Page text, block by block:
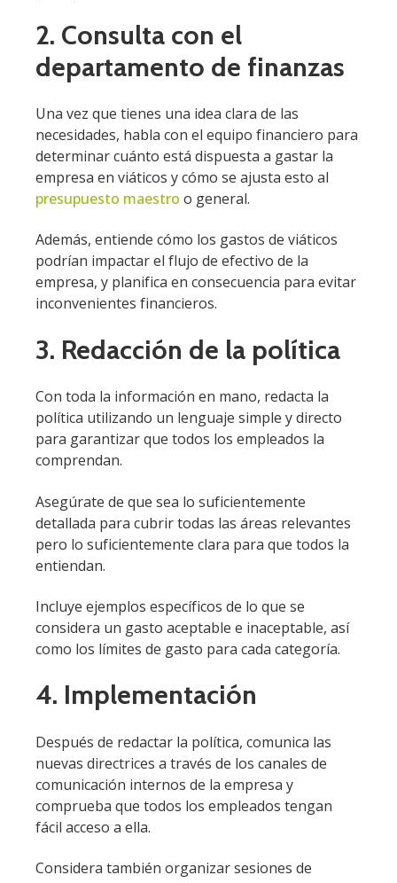
2. Consulta con el
departamento de finanzas
Una vez que tienes una idea clara de las
necesidades, habla con el equipo financiero para
determinar cuánto está dispuesta a gastar la
empresa en viáticos y cómo se ajusta esto al
presupuesto maestro o general.
Además, entiende cómo los gastos de viáticos
podrían impactar el flujo de efectivo de la
empresa, y planifica en consecuencia para evitar
inconvenientes financieros.
3. Redacción de la política
Con toda la información en mano, redacta la
política utilizando un lenguaje simple y directo
para garantizar que todos los empleados la
comprendan.
Asegúrate de que sea lo suficientemente
detallada para cubrir todas las áreas relevantes
pero lo suficientemente clara para que todos la
entiendan.
Incluye ejemplos específicos de lo que se
considera un gasto aceptable e inaceptable, así
como los límites de gasto para cada categoría.
4. Implementación
Después de redactar la política, comunica las
nuevas directrices a través de los canales de
comunicación internos de la empresa y
comprueba que todos los empleados tengan
fácil acceso a ella.
Considera también organizar sesiones de